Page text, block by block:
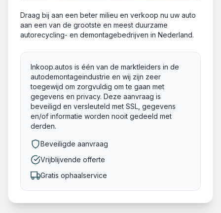
Draag bij aan een beter milieu en verkoop nu uw auto
aan een van de grootste en meest duurzame
autorecycling- en demontagebedrijven in Nederland.
Inkoop.autos is één van de marktleiders in de
autodemontageindustrie en wij zijn zeer
toegewijd om zorgvuldig om te gaan met
gegevens en privacy. Deze aanvraag is
beveiligd en versleuteld met SSL, gegevens
en/of informatie worden nooit gedeeld met
derden.
Beveiligde aanvraag
Vrijblijvende offerte
Gratis ophaalservice